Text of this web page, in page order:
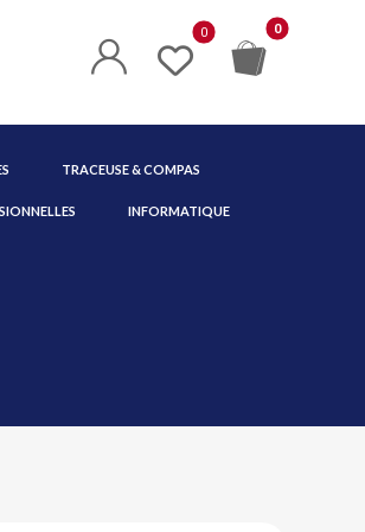
TRACEUSE & COMPAS
INFORMATIQUE